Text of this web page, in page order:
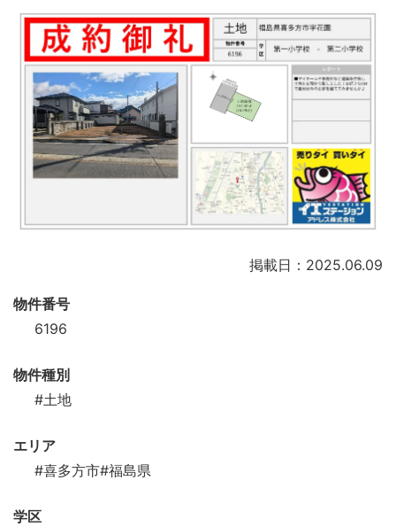
掲載日：2025.06.09
物件番号
6196
物件種別
#土地
エリア
#喜多方市#福島県
学区